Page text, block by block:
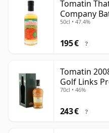
Tomatin
Company
alt
50cl • 47.4%
195 € ?
Tomatin
Golf Links
Cask 53427
70cl • 46%
243 € ?